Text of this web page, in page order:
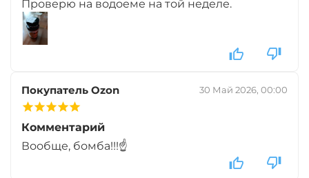
Вкус:
+
Вкус:
Проверю на водоеме на той неделе.
Покупатель Ozon 30 Май 2026, 00:00
Комментарий
Вообще, бомба!!!☝️